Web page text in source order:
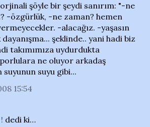
şöyle bir şeydi sanırım: "-ne
-özgürlük, -ne zaman? hemen
-alacağız. -yaşasın
şeklinde.. yani hadi biz
takımımıza uydurdukta
ne oluyor arkadaş
suyunun suyu gibi...
15:54
dedi ki…